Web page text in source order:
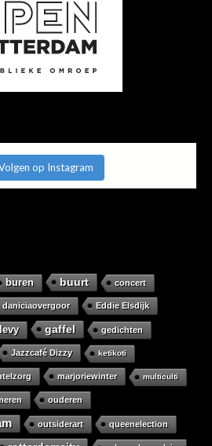
op Instagram
buren buurt concert
daniciaovergoor Eddie Elsdijk
gaffel gedichten
Jazzcafé Dizzy ketikoti
marjoriewinter multiculti
ouderen
outsiderart queenelection